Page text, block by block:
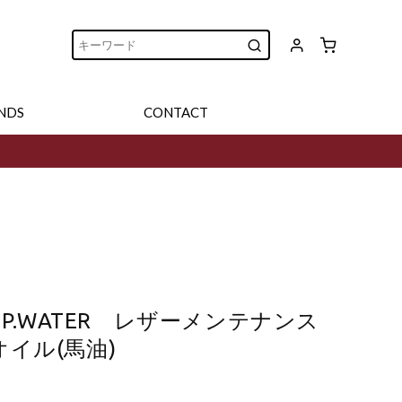
CONTACT
レザーメンテナンス
イル(馬油)